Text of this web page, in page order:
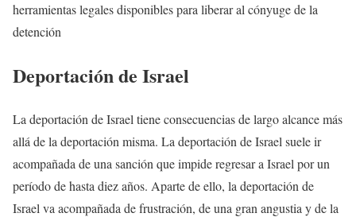
herramientas legales disponibles para liberar al cónyuge de la
detención
Deportación de Israel
La deportación de Israel tiene consecuencias de largo alcance más
allá de la deportación misma. La deportación de Israel suele ir
acompañada de una sanción que impide regresar a Israel por un
período de hasta diez años. Aparte de ello, la deportación de
Israel va acompañada de frustración, de una gran angustia y de la